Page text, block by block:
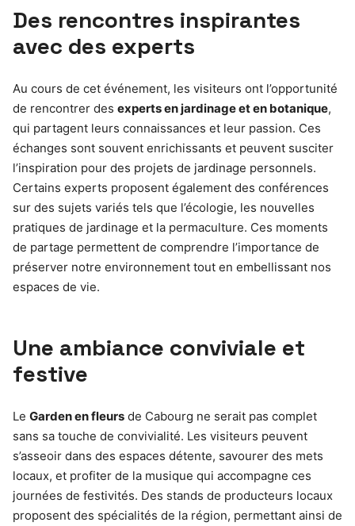
Des rencontres inspirantes
avec des experts
Au cours de cet événement, les visiteurs ont l’opportunité
de rencontrer des experts en jardinage et en botanique,
qui partagent leurs connaissances et leur passion. Ces
échanges sont souvent enrichissants et peuvent susciter
l’inspiration pour des projets de jardinage personnels.
Certains experts proposent également des conférences
sur des sujets variés tels que l’écologie, les nouvelles
pratiques de jardinage et la permaculture. Ces moments
de partage permettent de comprendre l’importance de
préserver notre environnement tout en embellissant nos
espaces de vie.
Une ambiance conviviale et
festive
Le Garden en fleurs de Cabourg ne serait pas complet
sans sa touche de convivialité. Les visiteurs peuvent
s’asseoir dans des espaces détente, savourer des mets
locaux, et profiter de la musique qui accompagne ces
journées de festivités. Des stands de producteurs locaux
proposent des spécialités de la région, permettant ainsi de